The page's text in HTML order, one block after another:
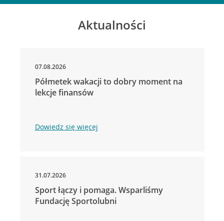
Aktualności
07.08.2026
Półmetek wakacji to dobry moment na
lekcje finansów
Dowiedz się więcej
31.07.2026
Sport łączy i pomaga. Wsparliśmy
Fundację Sportolubni